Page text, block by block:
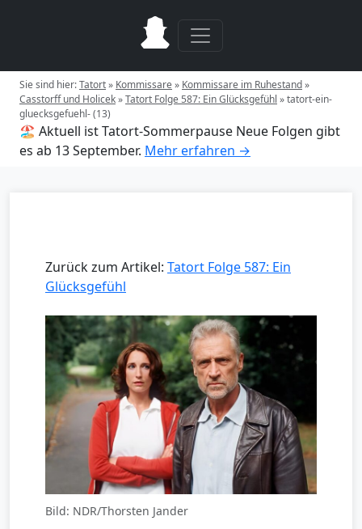
Sie sind hier:Tatort» Kommissare» Kommissare im Ruhestand»
Casstorff und Holicek»Tatort Folge 587: Ein Glücksgefühl »tatort-ein-
gluecksgefuehl- (13)
🏖️ Aktuell ist Tatort-Sommerpause Neue Folgen gibt
es ab 13 September. Mehr erfahren →
Zurück zum Artikel: Tatort Folge 587: Ein
Glücksgefühl
Bild: NDR/Thorsten Jander